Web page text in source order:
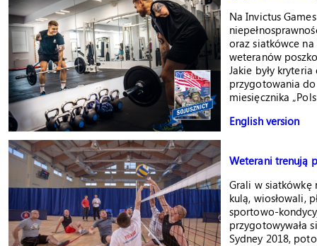
Na Invictus
oraz siatkówce
weteranów
Jakie były
przygotowania
miesięcznika
English version
Weterani trenują
Grali w siatkówkę
kulą, wiosłowali,
sportowo-
przygotowywała
Sydney 2018,